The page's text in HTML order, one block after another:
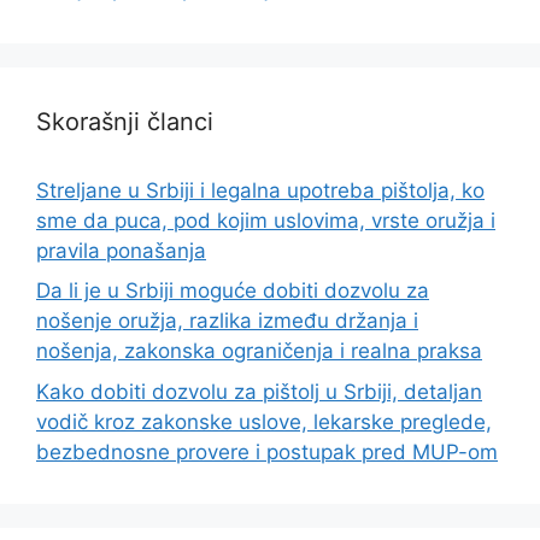
Skorašnji članci
Streljane u Srbiji i legalna upotreba pištolja, ko
sme da puca, pod kojim uslovima, vrste oružja i
pravila ponašanja
Da li je u Srbiji moguće dobiti dozvolu za
nošenje oružja, razlika između držanja i
nošenja, zakonska ograničenja i realna praksa
Kako dobiti dozvolu za pištolj u Srbiji, detaljan
vodič kroz zakonske uslove, lekarske preglede,
bezbednosne provere i postupak pred MUP-om